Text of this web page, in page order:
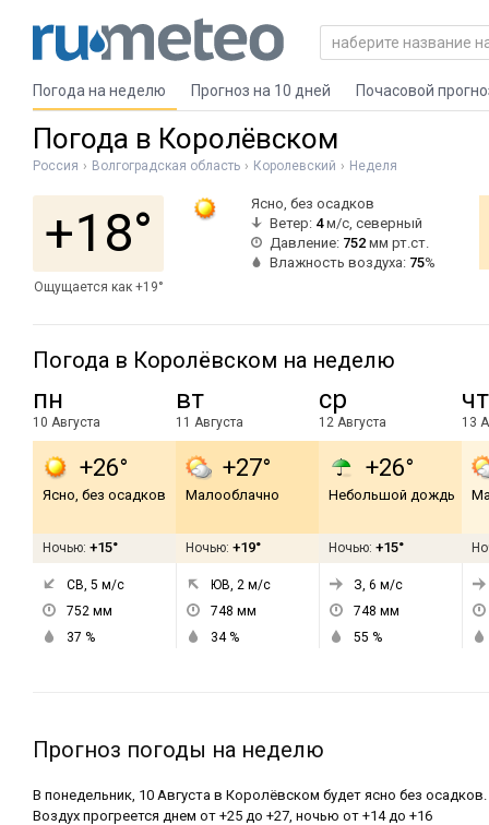
Погода на неделю Прогноз на 10 дней Почасовой
Погода в Королёвском
Россия Волгоградская область Королевский Неделя
+18°
Ощущается как +19°
Ясно, без осадков
Ветер: 4м/с, северный
Давление: 752 мм рт.ст.
Влажность воздуха: 75%
Погода в Королёвском на неделю
пн
10 Августа
+26°
Ясно, без осадков
Ночью: +15°
СВ, 5 м/с
752 мм
37 %
вт
11 Августа
+27°
Малооблачно
Ночью: +19°
ЮВ, 2 м/с
748 мм
34%
ср
12 Августа
+26°
Небольшой дождь
Ночью: +15°
З, 6 м/с
748 мм
55 %
чт
13
Прогноз погоды на неделю
В понедельник, 10 Августа в Королёвском будет ясно без осадков.
Воздух прогреется днем от +25 до +27, ночью от +14 до +16